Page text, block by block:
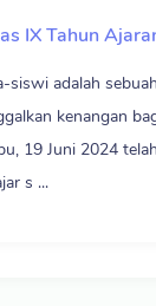
IX Tahun
siswi adalah
kenangan
19 Juni 2024
s ...